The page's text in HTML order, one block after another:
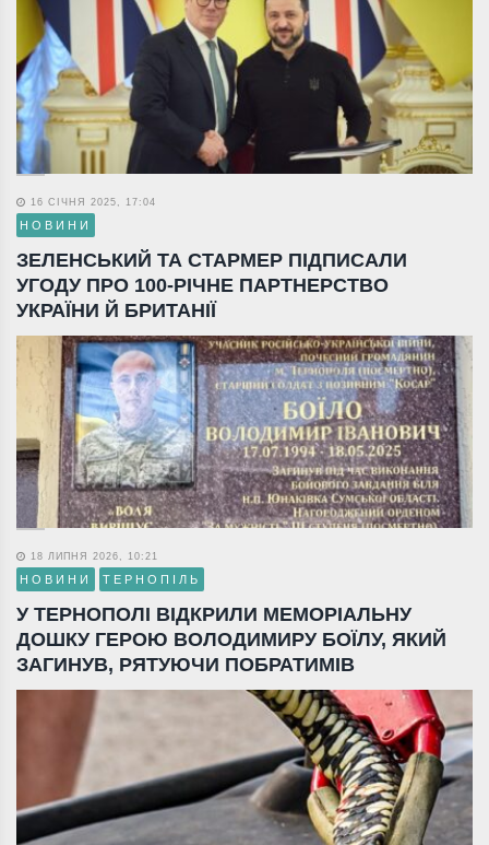
16 СІЧНЯ 2025, 17:04
НОВИНИ
ЗЕЛЕНСЬКИЙ ТА СТАРМЕР ПІДПИСАЛИ
УГОДУ ПРО 100-РІЧНЕ ПАРТНЕРСТВО
УКРАЇНИ Й БРИТАНІЇ
18 ЛИПНЯ 2026, 10:21
НОВИНИ ТЕРНОПІЛЬ
У ТЕРНОПОЛІ ВІДКРИЛИ МЕМОРІАЛЬНУ
ДОШКУ ГЕРОЮ ВОЛОДИМИРУ БОЇЛУ, ЯКИЙ
ЗАГИНУВ, РЯТУЮЧИ ПОБРАТИМІВ